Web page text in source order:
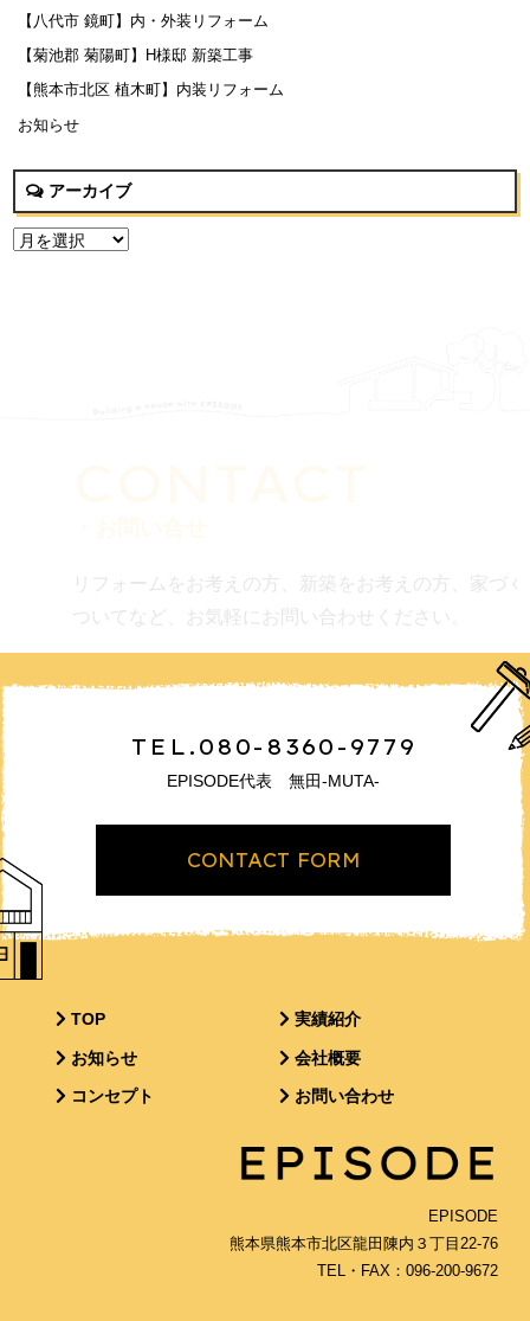
【八代市 鏡町】内・外装リフォーム
【菊池郡 菊陽町】H様邸 新築工事
【熊本市北区 植木町】内装リフォーム
お知らせ
アーカイブ
リフォームをお考えの方、新築をお考えの方、家づ
ついてなど、お気軽にお問い合わせください。
TEL.080-8360-9779
EPISODE代表 無田-MUTA-
CONTACT FORM
TOP 実績紹介
お知らせ 会社概要
コンセプト お問い合わせ
EPISODE
熊本県熊本市北区龍田陳内３丁目22-76
TEL・FAX：096-200-9672